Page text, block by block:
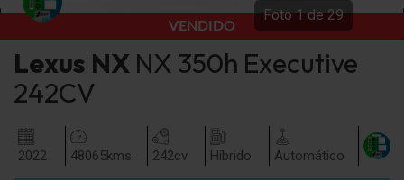
VENDIDO
Foto1de29
Lexus NX NX 350h Executive
242CV
2022 48065kms 242cv Híbrido Automático